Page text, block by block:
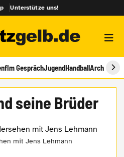
Unterstütze uns!
Im GesprächJugendHandballArchiv
seine Brüder
mit Jens Lehmann